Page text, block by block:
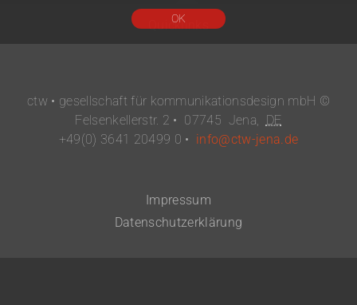
ctw • gesellschaft für kommunikationsdesign mbH ©
Felsenkellerstr. 2 • 07745 Jena
DE
+49(0) 3641 20499 0 • info@ctw-jena.de
Impressum
Datenschutzerklärung